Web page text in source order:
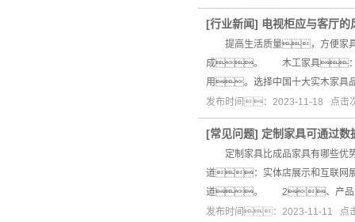
[行业新闻] 电视柜应与客厅
提高生活质量，方便家具
成。 木工家具：一
用。选择中国十大实木家具
发布时间：2023-11-18 点击
[常见问题] 定制家具可通过
定制家具比成品家具有哪些
道：实体店展示和互联网
道。 2、产
发布时间：2023-11-11